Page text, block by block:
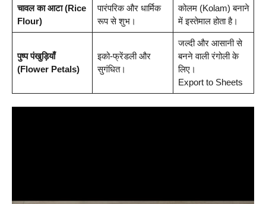
चावल का आटा (Rice
Flour)
पारंपरिक और धार्मिक
रूप से शुभ।
कोलम (Kolam) बनाने
में इस्तेमाल होता है।
पुष्प पंखुड़ियाँ
(Flower Petals)
इको-फ्रेंडली और
सुगंधित।
जल्दी और आसानी से
बनने वाली रंगोली के
लिए।
Export to Sheets